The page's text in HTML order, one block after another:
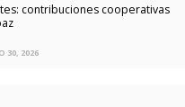
contribuciones cooperativas
30, 2026